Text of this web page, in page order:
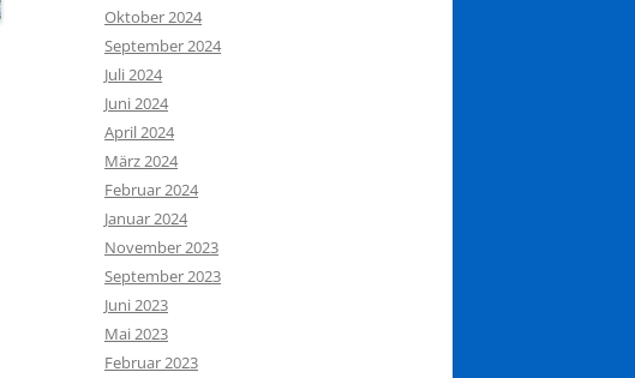
Oktober 2024
September 2024
Juli 2024
Juni 2024
April 2024
März 2024
Februar 2024
Januar 2024
November 2023
September 2023
Juni 2023
Mai 2023
Februar 2023